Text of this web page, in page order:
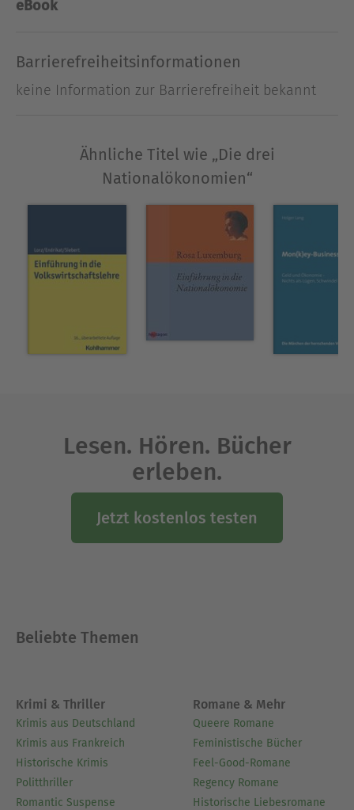
Ansatzes unbedingt von heutigen Ökonomen
Ausblenden
eBook
Barrierefreiheitsinformationen
keine Information zur Barrierefreiheit bekannt
Ähnliche Titel wie „Die drei
Nationalökonomien“
Lesen. Hören. Bücher
erleben.
Jetzt kostenlos testen
Beliebte Themen
Krimi & Thriller
Krimis aus Deutschland
Krimis aus Frankreich
Historische Krimis
Politthriller
Romantic Suspense
Romane & Mehr
Queere Romane
Feministische Bücher
Feel-Good-Romane
Regency Romane
Historische Liebesromane